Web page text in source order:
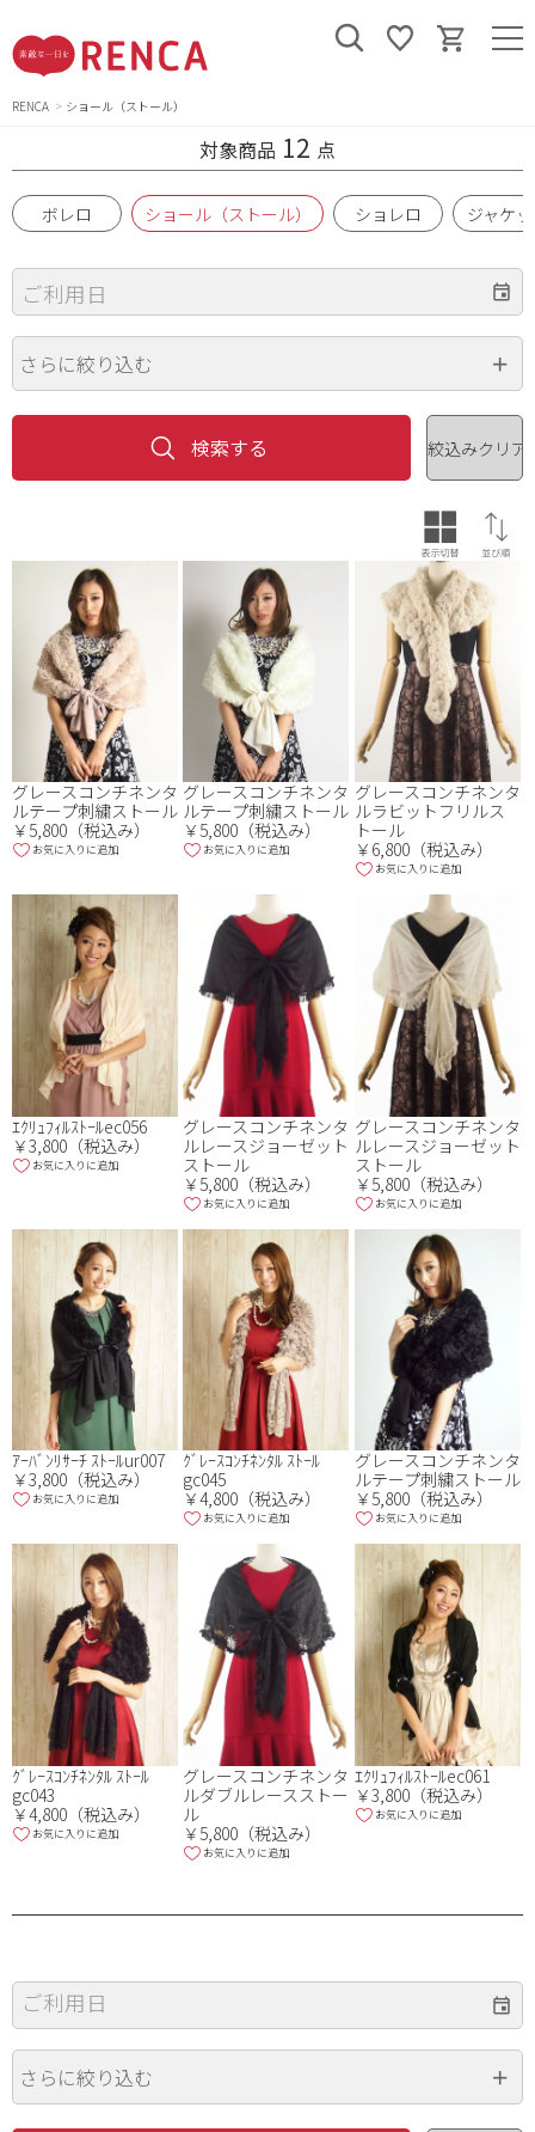
RENCA ショール（ストール）
対象商品 12 点
ボレロ ショール（ストール） ショレロ ジャケ
ご利用日
さらに絞り込む
品番・品名
グレースコンチネンタ
ルテープ刺繍ストール
￥5,800（税込み）
お気に入りに追加
グレースコンチネンタ
ルテープ刺繍ストール
￥5,800（税込み）
お気に入りに追加
グレースコンチネンタ
ルラビットフリルス
トール
￥6,800（税込み）
お気に入りに追加
ｴｸﾘｭﾌｨﾙｽﾄｰﾙec056
￥3,800（税込み）
お気に入りに追加
グレースコンチネンタ
ルレースジョーゼット
ストール
￥5,800（税込み）
お気に入りに追加
グレースコンチネンタ
ルレースジョーゼット
ストール
￥5,800（税込み）
お気に入りに追加
ｱｰﾊﾞﾝﾘｻｰﾁ ｽﾄｰﾙur007
￥3,800（税込み）
お気に入りに追加
ｸﾞﾚｰｽｺﾝﾁﾈﾝﾀﾙ ｽﾄｰﾙ
gc045
￥4,800（税込み）
お気に入りに追加
グレースコンチネンタ
ルテープ刺繍ストール
￥5,800（税込み）
お気に入りに追加
ｸﾞﾚｰｽｺﾝﾁﾈﾝﾀﾙ ｽﾄｰﾙ
gc043
￥4,800（税込み）
お気に入りに追加
グレースコンチネンタ
ルダブルレースストー
ル
￥5,800（税込み）
お気に入りに追加
ｴｸﾘｭﾌｨﾙｽﾄｰﾙec061
￥3,800（税込み）
お気に入りに追加
ご利用日
さらに絞り込む